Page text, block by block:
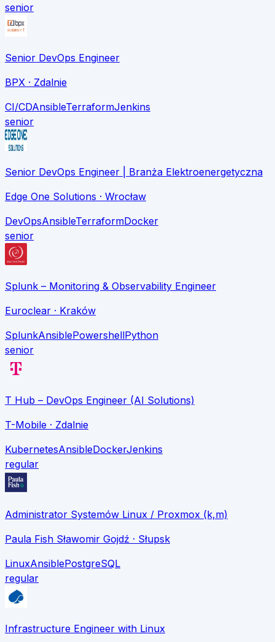
senior
Senior DevOps Engineer
BPX · Zdalnie
CI/CDAnsibleTerraformJenkins
senior
Senior DevOps Engineer | Branża Elektroenergetyczna
Edge One Solutions · Wrocław
DevOpsAnsibleTerraformDocker
senior
Splunk – Monitoring & Observability Engineer
Euroclear · Kraków
SplunkAnsiblePowershellPython
senior
T Hub – DevOps Engineer (AI Solutions)
T-Mobile · Zdalnie
KubernetesAnsibleDockerJenkins
regular
Administrator Systemów Linux / Proxmox (k,m)
Paula Fish Sławomir Gojdź · Słupsk
LinuxAnsiblePostgreSQL
regular
Infrastructure Engineer with Linux